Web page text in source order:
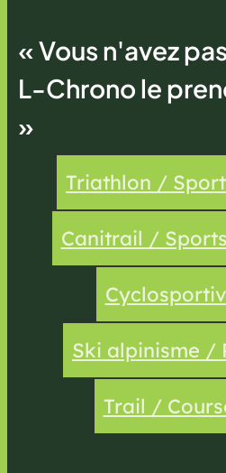
« Vous n'avez
L-Chrono le
»
Triathlon /
Canitrail /
Ski alpinisme /
Trail /